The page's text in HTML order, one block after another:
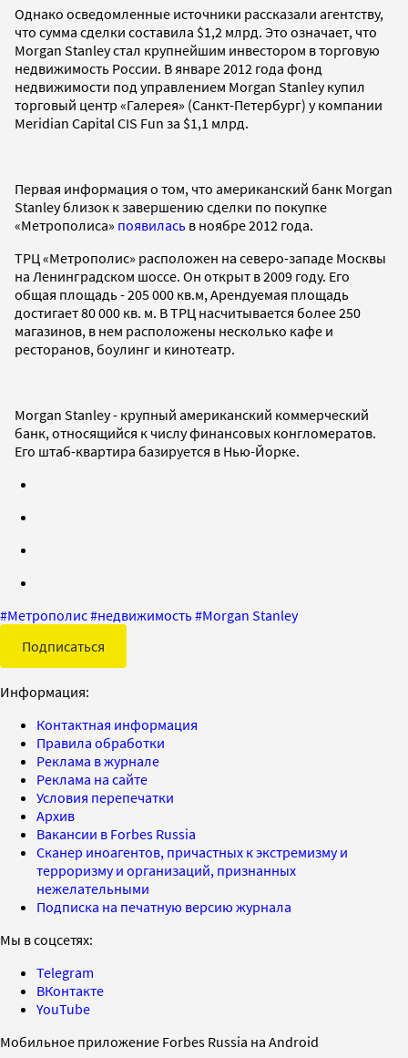
Однако осведомленные источники рассказали агентству,
что сумма сделки составила $1,2 млрд. Это означает, что
Morgan Stanley стал крупнейшим инвестором в торговую
недвижимость России. В январе 2012 года фонд
недвижимости под управлением Morgan Stanley купил
торговый центр «Галерея» (Санкт-Петербург) у компании
Meridian Capital CIS Fun за $1,1 млрд.
Первая информация о том, что американский банк Morgan
Stanley близок к завершению сделки по покупке
«Метрополиса» появилась в ноябре 2012 года.
ТРЦ «Метрополис» расположен на северо-западе Москвы
на Ленинградском шоссе. Он открыт в 2009 году. Его
общая площадь - 205 000 кв.м, Арендуемая площадь
достигает 80 000 кв. м. В ТРЦ насчитывается более 250
магазинов, в нем расположены несколько кафе и
ресторанов, боулинг и кинотеатр.
Morgan Stanley - крупный американский коммерческий
банк, относящийся к числу финансовых конгломератов.
Его штаб-квартира базируется в Нью-Йорке.
#Метрополис#недвижимость#Morgan Stanley
Подписаться
Информация:
Контактная информация
Правила обработки
Реклама в журнале
Реклама на сайте
Условия перепечатки
Архив
Вакансии в Forbes Russia
Сканер иноагентов, причастных к экстремизму и
терроризму и организаций, признанных
нежелательными
Подписка на печатную версию журнала
Мы в соцсетях:
Telegram
ВКонтакте
YouTube
Мобильное приложение Forbes Russia на Android